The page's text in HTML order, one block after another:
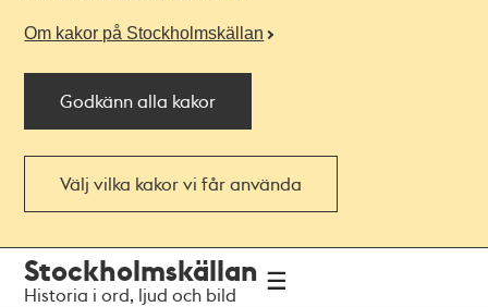
Om kakor på Stockholmskällan
Godkänn alla kakor
Välj vilka kakor vi får använda
navigationen
huvudinnehållet
Stockholmskällan
Historia i ord, ljud och bild